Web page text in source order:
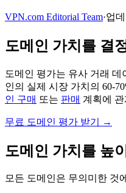
VPN.com Editorial Team·업
도메인 가치를 결
도메인 평가는 유사 거래
인의 실제 시장 가치의 60-
인 구매 또는 판매 계획에
무료 도메인 평가 받기 →
도메인 가치를 높
모든 도메인은 무의미한 것